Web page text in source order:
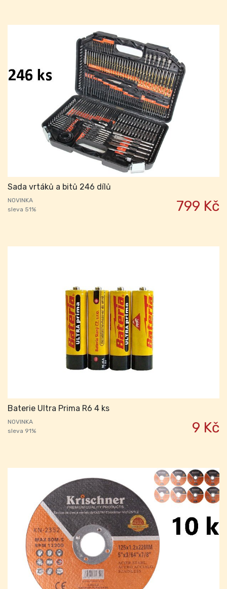
Sada vrtáků a bitů 246 dílů
NOVINKA
sleva 51%
799 Kč
Baterie Ultra Prima R6 4 ks
NOVINKA
sleva 91%
9 Kč